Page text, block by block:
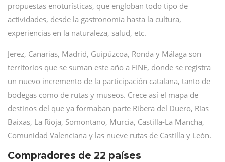
propuestas enoturísticas, que engloban todo tipo de
actividades, desde la gastronomía hasta la cultura,
experiencias en la naturaleza, salud, etc.
Jerez, Canarias, Madrid, Guipúzcoa, Ronda y Málaga son
territorios que se suman este año a FINE, donde se registra
un nuevo incremento de la participación catalana, tanto de
bodegas como de rutas y museos. Crece así el mapa de
destinos del que ya formaban parte Ribera del Duero, Rías
Baixas, La Rioja, Somontano, Murcia, Castilla-La Mancha,
Comunidad Valenciana y las nueve rutas de Castilla y León.
Compradores de 22 países